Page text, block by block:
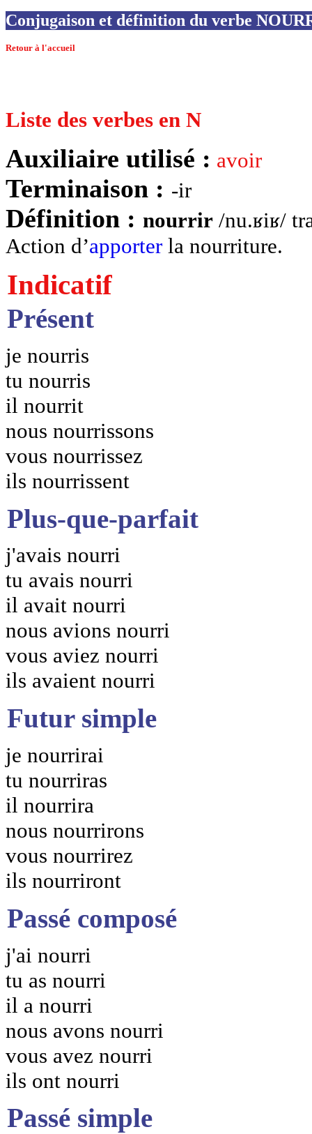
Conjugaison et définition du verbe
Retour à l'accueil
Liste des verbes en N
Auxiliaire utilisé : avoir
Terminaison : -ir
Définition : nourrir /nu.ʁiʁ/
Action d’apporter la nourriture.
Indicatif
Présent
je nourris
tu nourris
il nourrit
nous nourrissons
vous nourrissez
ils nourrissent
Plus-que-parfait
j'avais nourri
tu avais nourri
il avait nourri
nous avions nourri
vous aviez nourri
ils avaient nourri
Futur simple
je nourrirai
tu nourriras
il nourrira
nous nourrirons
vous nourrirez
ils nourriront
Passé composé
j'ai nourri
tu as nourri
il a nourri
nous avons nourri
vous avez nourri
ils ont nourri
Passé simple